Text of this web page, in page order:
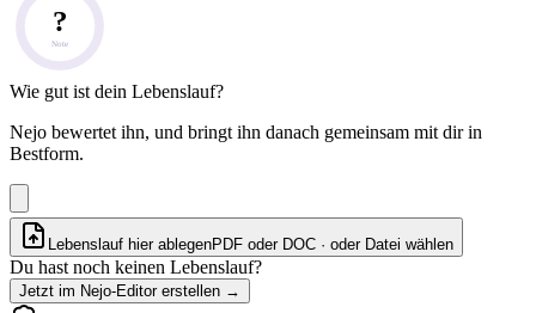
?
Note
Wie gut ist dein Lebenslauf?
Nejo bewertet ihn, und bringt ihn danach gemeinsam mit dir in
Bestform.
Lebenslauf hier ablegenPDF oder DOC · oder Datei wählen
Du hast noch keinen Lebenslauf?
Jetzt im Nejo-Editor erstellen →